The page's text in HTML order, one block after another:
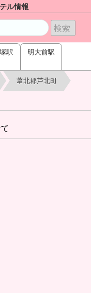
ル情報
駅 明大前駅
葦北郡芦北町